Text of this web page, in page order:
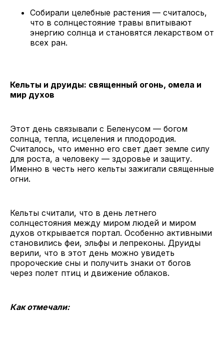
Собирали целебные растения — считалось,
что в солнцестояние травы впитывают
энергию солнца и становятся лекарством от
всех ран.
Кельты и друиды: священный огонь, омела и
мир духов
Этот день связывали с Беленусом — богом
солнца, тепла, исцеления и плодородия.
Считалось, что именно его свет дает земле силу
для роста, а человеку — здоровье и защиту.
Именно в честь него кельты зажигали священные
огни.
Кельты считали, что в день летнего
солнцестояния между миром людей и миром
духов открывается портал. Особенно активными
становились феи, эльфы и лепреконы. Друиды
верили, что в этот день можно увидеть
пророческие сны и получить знаки от богов
через полет птиц и движение облаков.
Как отмечали: